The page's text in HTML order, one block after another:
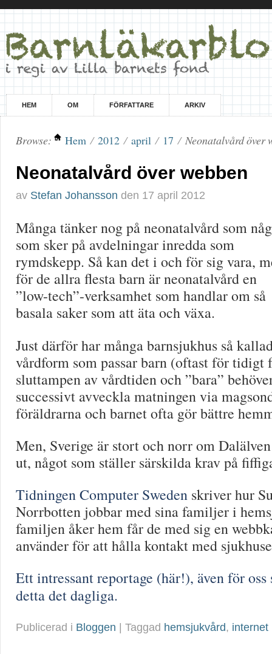
HEM OM FÖRFATTARE ARKIV
Browse: Hem / 2012 / april / 17 / Neonatalvård över
Neonatalvård över webben
av Stefan Johansson den 17 april 2012
Många tänker nog på neonatalvård som
som sker på avdelningar inredda som
rymdskepp. Så kan det i och för sig vara,
för de allra flesta barn är neonatalvård en
”low-tech”-verksamhet som handlar om så
basala saker som att äta och växa.
Just därför har många barnsjukhus så
vårdform som passar barn (oftast för tidigt
sluttampen av vårdtiden och ”bara”
successivt avveckla matningen via
föräldrarna och barnet ofta gör bättre
Men, Sverige är stort och norr om
ut, något som ställer särskilda krav på
Tidningen Computer Sweden skriver hur
Norrbotten jobbar med sina familjer i
familjen åker hem får de med sig en
använder för att hålla kontakt med
Ett intressant reportage (här!), även för
detta det dagliga.
Publicerad i Bloggen | Taggad hemsjukvård, internet